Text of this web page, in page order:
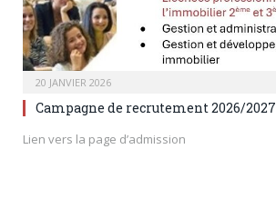
20 JANVIER 2026
Campagne de recrutement 2026/2027
Lien vers la page d’admission